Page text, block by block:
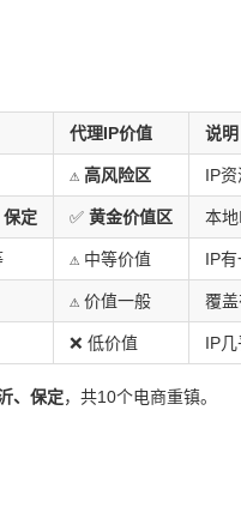
代理IP价值 说明
⚠️ 高风险区 IP
保定 ✅ 黄金价值区 本
⚠️ 中等价值 IP
⚠️ 价值一般 覆
❌ 低价值 IP
、保定，共10个电商重镇。